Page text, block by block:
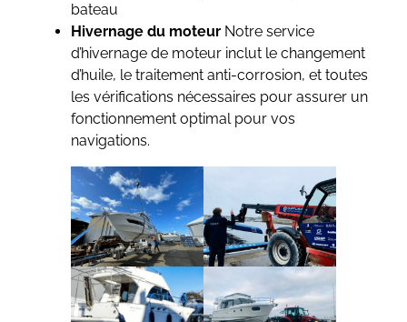
bateau
Hivernage du moteur Notre service
d’hivernage de moteur inclut le changement
d’huile, le traitement anti-corrosion, et toutes
les vérifications nécessaires pour assurer un
fonctionnement optimal pour vos
navigations.